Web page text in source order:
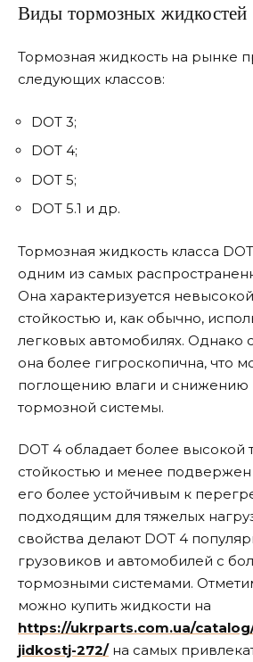
Виды тормозных жидкостей
Тормозная жидкость на рынке
следующих классов:
DOT 3;
DOT 4;
DOT 5;
DOT 5.1 и др.
Тормозная жидкость класса
одним из самых
Она характеризуется
стойкостью и, как обычно,
легковых автомобилях. Однако
она более гигроскопична, что
поглощению влаги и снижению
тормозной системы.
DOT 4 обладает более высокой
стойкостью и менее подвержен
его более устойчивым к
подходящим для тяжелых
свойства делают DOT 4
грузовиков и автомобилей с
тормозными системами.
можно купить жидкости на
https://ukrparts.com.ua/
jidkostj-272/на самых